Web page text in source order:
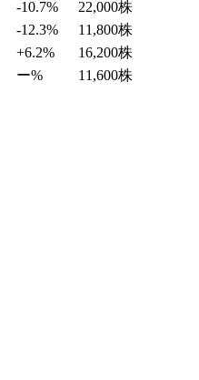
-10.7% 22,000株
-12.3% 11,800株
+6.2% 16,200株
ー% 11,600株